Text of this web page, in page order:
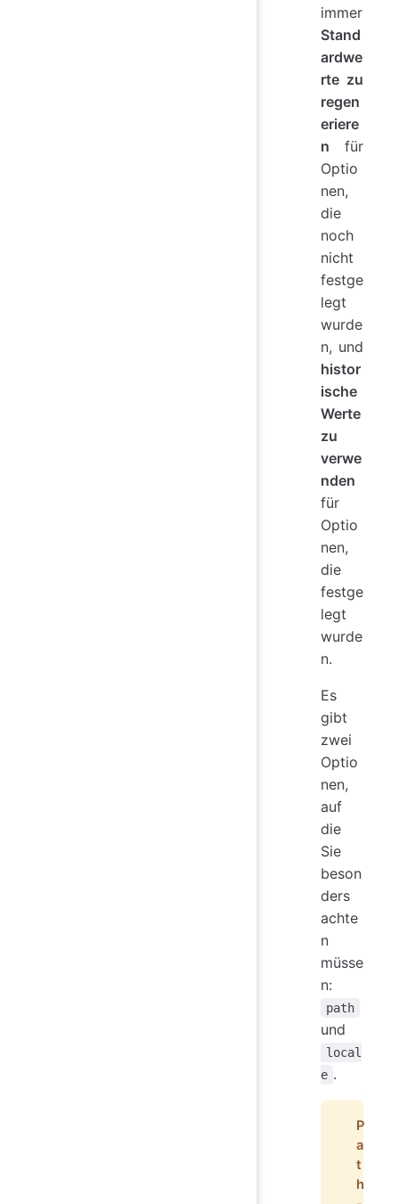
immer
Stand
ardwe
rte zu
regen
eriere
n für
Optio
nen,
die
noch
nicht
festge
legt
wurde
n, und
histor
ische
Werte
zu
verwe
nden
für
Optio
nen,
die
festge
legt
wurde
n.
Es
gibt
zwei
Optio
nen,
auf
die
Sie
beson
ders
achte
n
müsse
n:
path
und
local
e .
P
a
t
h